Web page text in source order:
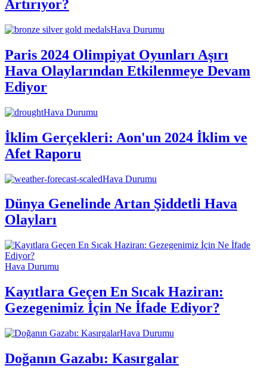
Artırıyor?
Hava Durumu
Paris 2024 Olimpiyat Oyunları Aşırı
Hava Olaylarından Etkilenmeye Devam
Ediyor
Hava Durumu
İklim Gerçekleri: Aon'un 2024 İklim ve
Afet Raporu
Hava Durumu
Dünya Genelinde Artan Şiddetli Hava
Olayları
Hava Durumu
Kayıtlara Geçen En Sıcak Haziran:
Gezegenimiz İçin Ne İfade Ediyor?
Hava Durumu
Doğanın Gazabı: Kasırgalar